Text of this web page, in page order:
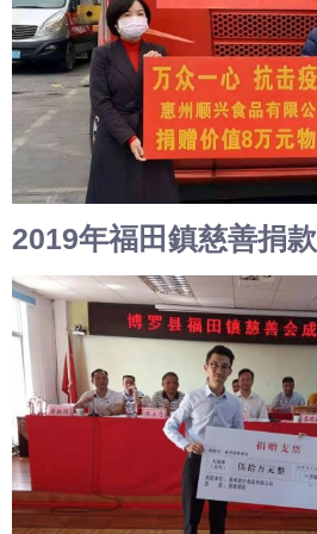
2019年福田鎮慈善捐款